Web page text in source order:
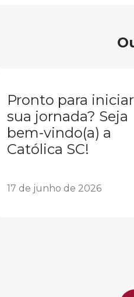
Pronto para
sua jornada? Seja
bem-vindo(a) a
Católica SC!
17 de junho de 2026